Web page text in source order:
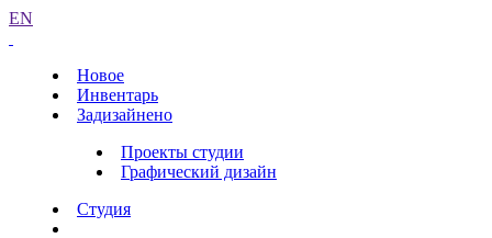
EN
Новое
Инвентарь
Задизайнено
Проекты студии
Графический дизайн
Студия